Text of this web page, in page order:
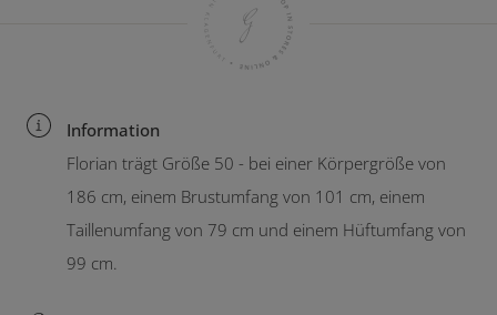
Information
Florian trägt Größe 50 - bei einer Körpergröße von
186 cm, einem Brustumfang von 101 cm, einem
Taillenumfang von 79 cm und einem Hüftumfang von
99 cm.